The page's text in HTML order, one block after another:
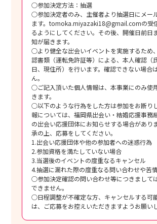
○参加決定方法：抽選
○参加決定者のみ、主催者より抽選日にメー
ます。tomoka.miyazaki18@gmail.comの受
るようにしてください。その後、開催日前日
知が届きます。
○より健全な出会いイベントを実施するため
認書類（運転免許証等）による、本人確認（
日、現住所）を行います。確認できない場合
ん。
○ご記入頂いた個人情報は、本事業にのみ使
きます。
○以下のような行為をした方は参加をお断り
報については、福岡県出会い・結婚応援事務
の出会い応援団体にお知らせする場合があり
承の上、応募をしてください。
1.出会い応援団体や他の参加者への迷惑行為
2.参加資格を満たしていない場合
3.当選後のイベントの度重なるキャンセル
4.抽選に漏れた際の度重なる問い合わせや
○参加決定確認の問い合わせ等につきまして
できません。
○日程調整が不確定な方、キャンセルする可
は、ご応募をお控えいただきますようお願いし